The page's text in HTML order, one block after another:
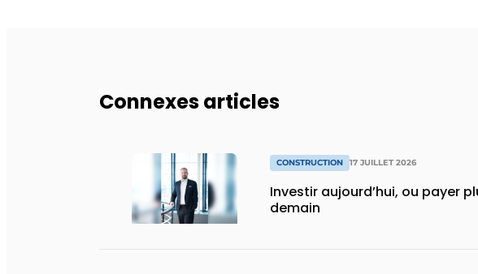
Connexes articles
CONSTRUCTION 17 JUILLET 2026
Investir aujourd’hui, ou payer
demain